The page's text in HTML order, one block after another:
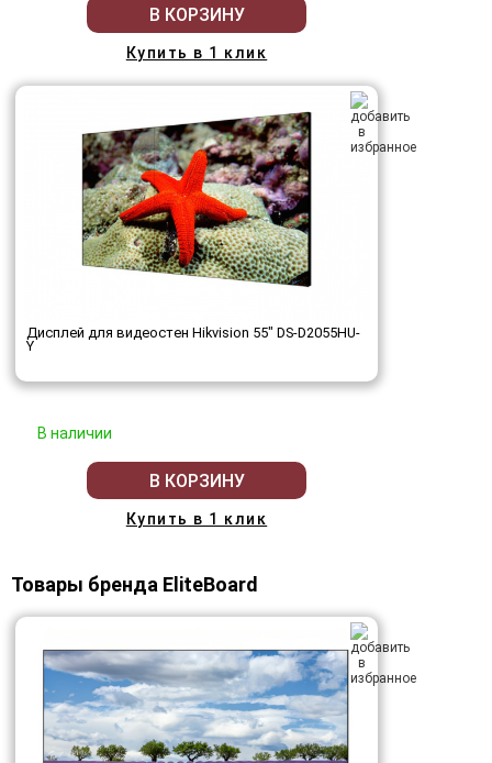
В КОРЗИНУ
Купить в 1 клик
Дисплей для видеостен Hikvision 55" DS-D2055HU-
Y
В наличии
В КОРЗИНУ
Купить в 1 клик
Товары бренда EliteBoard